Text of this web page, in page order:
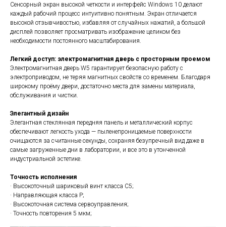
Сенсорный экран высокой четкости и интерфейс Windows 10 делают
каждый рабочий процесс интуитивно понятным. Экран отличается
высокой отзывчивостью, избавляя от случайных нажатий, а большой
дисплей позволяет просматривать изображение целиком без
необходимости постоянного масштабирования.
Легкий доступ: электромагнитная дверь с просторным проемом
Электромагнитная дверь W5 гарантирует безопасную работу с
электроприводом, не теряя магнитных свойств со временем. Благодаря
широкому проёму двери, достаточно места для замены материала,
обслуживания и чистки.
Элегантный дизайн
Элегантная стеклянная передняя панель и металлический корпус
обеспечивают легкость ухода — пыленепроницаемые поверхности
очищаются за считанные секунды, сохраняя безупречный вид даже в
самые загруженные дни в лаборатории, и все это в утонченной
индустриальной эстетике.
Точность исполнения
· Высокоточный шариковый винт класса C5;
· Направляющая класса P;
· Высокоточная система сервоуправления;
· Точность повторения 5 мкм;